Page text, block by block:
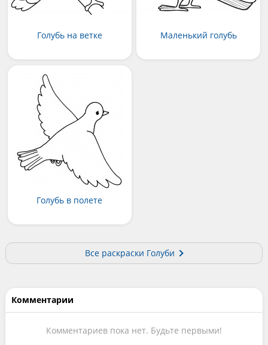
Голубь на ветке Маленький голубь
Голубь в полете
Все раскраски Голуби
Комментарии
Комментариев пока нет. Будьте первыми!